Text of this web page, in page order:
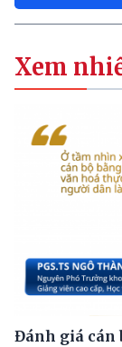
Xem
Đánh giá cán